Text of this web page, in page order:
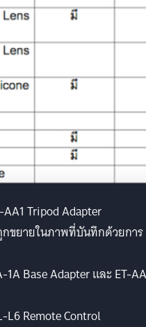
AA1 Tripod Adapter
ขยายในภาพที่บันทึกด้วยการ
Base Adapter และ ET-
L6Remote Control